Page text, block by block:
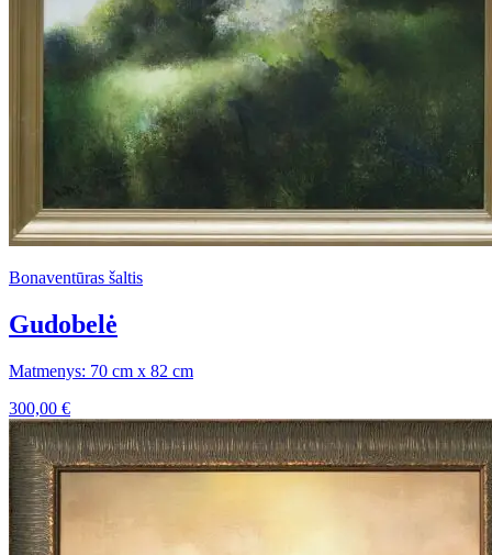
Bonaventūras šaltis
Gudobelė
Matmenys: 70 cm x 82 cm
300,00 €